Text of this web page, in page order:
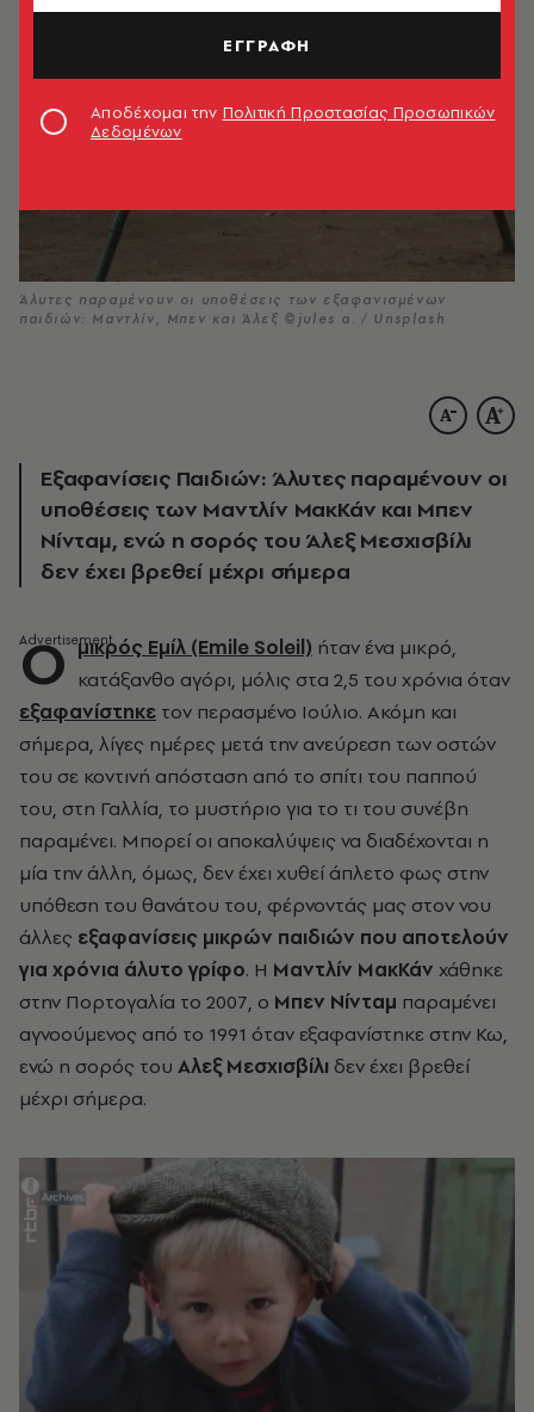
Άλυτες παραμένουν οι υποθέσεις των εξαφανισμένων
παιδιών: Μαντλίν, Μπεν και Άλεξ ©jules a. / Unsplash
Εξαφανίσεις Παιδιών: Άλυτες παραμένουν οι
υποθέσεις των Μαντλίν ΜακΚάν και Μπεν
Νίνταμ, ενώ η σορός του Άλεξ Μεσχισβίλι
δεν έχει βρεθεί μέχρι σήμερα
Ο μικρός Εμίλ (Emile Soleil) ήταν ένα μικρό,
κατάξανθο αγόρι, μόλις στα 2,5 του χρόνια όταν
εξαφανίστηκε τον περασμένο Ιούλιο. Ακόμη και
σήμερα, λίγες ημέρες μετά την ανεύρεση των οστών
του σε κοντινή απόσταση από το σπίτι του παππού
του, στη Γαλλία, το μυστήριο για το τι του συνέβη
παραμένει. Μπορεί οι αποκαλύψεις να διαδέχονται η
μία την άλλη, όμως, δεν έχει χυθεί άπλετο φως στην
υπόθεση του θανάτου του, φέρνοντάς μας στον νου
άλλες εξαφανίσεις μικρών παιδιών που αποτελούν
για χρόνια άλυτο γρίφο. Η Μαντλίν ΜακΚάν χάθηκε
στην Πορτογαλία το 2007, ο Μπεν Νίνταμ παραμένει
αγνοούμενος από το 1991 όταν εξαφανίστηκε στην Κω,
ενώ η σορός του Αλεξ Μεσχισβίλι δεν έχει βρεθεί
μέχρι σήμερα.
ΕΓΓΡΑΦΗ
Αποδέχομαι την Πολιτική Προστασίας Προσωπικών
Δεδομένων